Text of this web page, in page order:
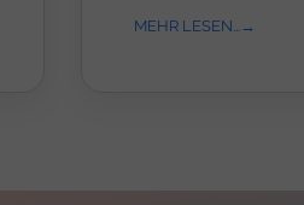
MEHR LESEN...